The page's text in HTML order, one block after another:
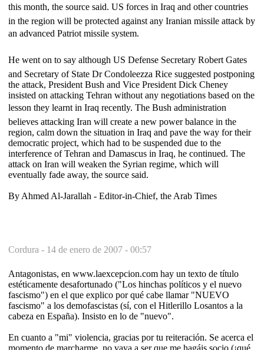
this month, the source said. US forces in Iraq and other countries
in the region will be protected against any Iranian missile attack by
an advanced Patriot missile system.
He went on to say although US Defense Secretary Robert Gates
and Secretary of State Dr Condoleezza Rice suggested postponing
the attack, President Bush and Vice President Dick Cheney
insisted on attacking Tehran without any negotiations based on the
lesson they learnt in Iraq recently. The Bush administration
believes attacking Iran will create a new power balance in the
region, calm down the situation in Iraq and pave the way for their
democratic project, which had to be suspended due to the
interference of Tehran and Damascus in Iraq, he continued. The
attack on Iran will weaken the Syrian regime, which will
eventually fade away, the source said.
By Ahmed Al-Jarallah - Editor-in-Chief, the Arab Times
Cordura - 14 de enero de 2007 - 00:57
Antagonistas, en www.laexcepcion.com hay un texto de título
estéticamente desafortunado ("Los hinchas políticos y el nuevo
fascismo") en el que explico por qué cabe llamar "NUEVO
fascismo" a los demofascistas (sí, con el Hitlerillo Losantos a la
cabeza en España). Insisto en lo de "nuevo".
En cuanto a "mi" violencia, gracias por tu reiteración. Se acerca el
momento de marcharme, no vaya a ser que me hagáis socio (¡qué